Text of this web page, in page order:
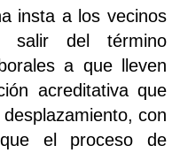
insta a los vecinos
salir del término
a que lleven
acreditativa que
con
el proceso de